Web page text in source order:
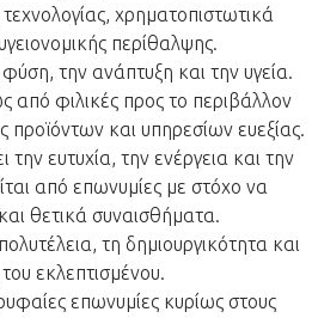
χρηματοπιστωτικά
περίθαλψης.
φύση, την ανάπτυξη και την υγεία.
από φιλικές προς το περιβάλλον
προϊόντων και υπηρεσίων ευεξίας.
την ευτυχία, την ενέργεια και την
από επωνυμίες με στόχο να
θετικά συναισθήματα.
τη δημιουργικότητα και
εκλεπτισμένου.
επωνυμίες κυρίως στους